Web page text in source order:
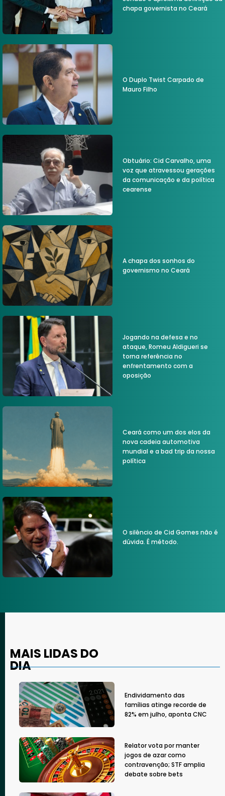
chapa governista no Ceará
O Duplo Twist Carpado de
Mauro Filho
Obtuário: Cid Carvalho, uma
voz que atravessou gerações
da comunicação e da política
cearense
A chapa dos sonhos do
governismo no Ceará
Jogando na defesa e no
ataque, Romeu Aldigueri se
torna referência no
enfrentamento com a
oposição
Ceará como um dos elos da
nova cadeia automotiva
mundial e a bad trip da nossa
política
O silêncio de Cid Gomes não é
dúvida. É método.
MAIS LIDAS DO
DIA
Endividamento das
famílias atinge recorde de
82% em julho, aponta CNC
Relator vota por manter
jogos de azar como
contravenção; STF amplia
debate sobre bets